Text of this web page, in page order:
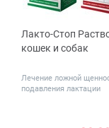
Лакто-Стоп
кошек и собак
Лечение ложной
подавления лактации